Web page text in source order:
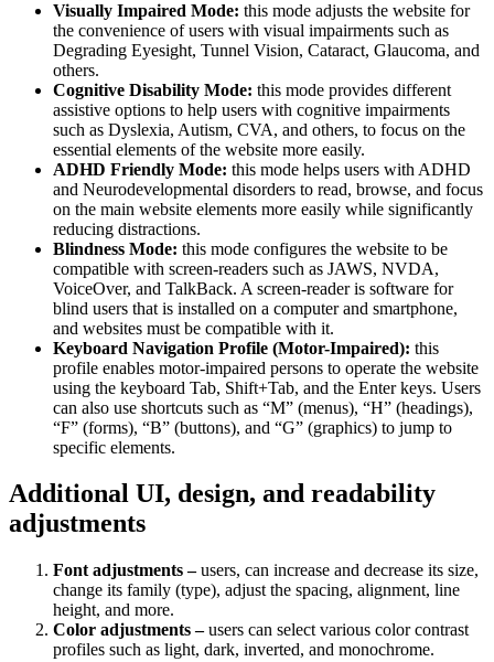
Visually Impaired Mode: this mode adjusts the website for
the convenience of users with visual impairments such as
Degrading Eyesight, Tunnel Vision, Cataract, Glaucoma, and
others.
Cognitive Disability Mode: this mode provides different
assistive options to help users with cognitive impairments
such as Dyslexia, Autism, CVA, and others, to focus on the
essential elements of the website more easily.
ADHD Friendly Mode: this mode helps users with ADHD
and Neurodevelopmental disorders to read, browse, and focus
on the main website elements more easily while significantly
reducing distractions.
Blindness Mode: this mode configures the website to be
compatible with screen-readers such as JAWS, NVDA,
VoiceOver, and TalkBack. A screen-reader is software for
blind users that is installed on a computer and smartphone,
and websites must be compatible with it.
Keyboard Navigation Profile (Motor-Impaired): this
profile enables motor-impaired persons to operate the website
using the keyboard Tab, Shift+Tab, and the Enter keys. Users
can also use shortcuts such as “M” (menus), “H” (headings),
“F” (forms), “B” (buttons), and “G” (graphics) to jump to
specific elements.
Additional UI, design, and readability
adjustments
Font adjustments –users, can increase and decrease its size,
change its family (type), adjust the spacing, alignment, line
height, and more.
Color adjustments –users can select various color contrast
profiles such as light, dark, inverted, and monochrome.